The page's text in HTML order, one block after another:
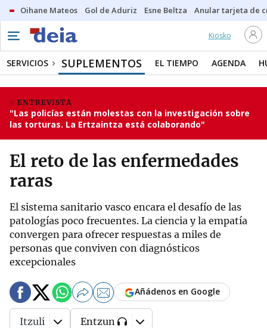
Oihane Mateos Gol de Aduriz Esne Beltza Anular tarjeta de
Kiosko
SERVICIOS SUPLEMENTOS EL TIEMPO AGENDA
ENTREVISTA
"Las policías están molestas con la investigación sobre
las torturas. La Ertzaintza está colaborando"
El reto de las enfermedades
raras
El sistema sanitario vasco encara el desafío de las
patologías poco frecuentes. La ciencia y la empatía
convergen para ofrecer respuestas a miles de
personas que conviven con diagnósticos
excepcionales
Añádenos en Google
Itzuli Entzun